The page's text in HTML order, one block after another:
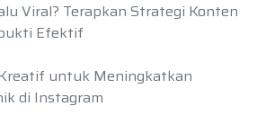
Viral? Terapkan Strategi Konten
Efektif
untuk Meningkatkan
di Instagram